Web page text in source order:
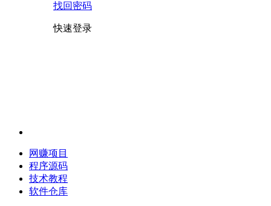
找回密码
快速登录
网赚项目
程序源码
技术教程
软件仓库